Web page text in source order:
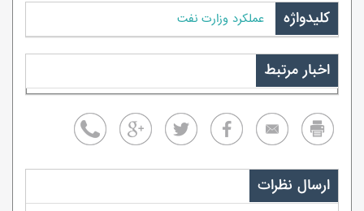
کلیدواژه عملکرد وزارت نفت
اخبار مرتبط
ارسال نظرات